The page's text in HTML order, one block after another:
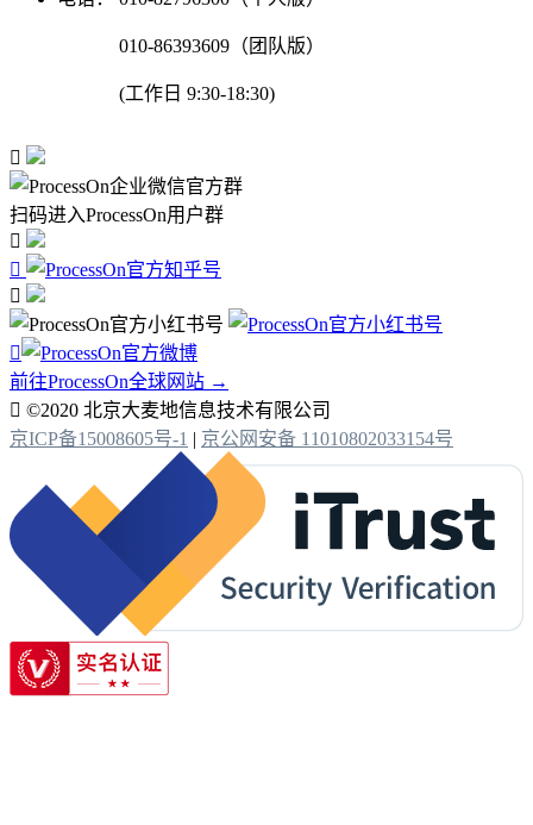
010-86393609（团队版）
(工作日 9:30-18:30)

扫码进入ProcessOn用户群




前往ProcessOn全球网站 →
 ©2020 北京大麦地信息技术有限公司
京ICP备15008605号-1 | 京公网安备 11010802033154号